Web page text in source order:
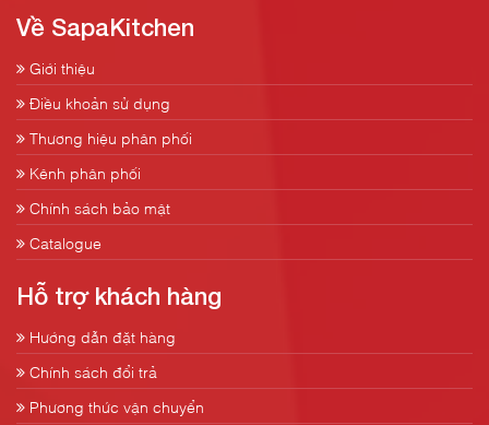
Về SapaKitchen
Giới thiệu
Điều khoản sử dụng
Thương hiệu phân phối
Kênh phân phối
Chính sách bảo mật
Catalogue
Hỗ trợ khách hàng
Hướng dẫn đặt hàng
Chính sách đổi trả
Phương thức vận chuyển